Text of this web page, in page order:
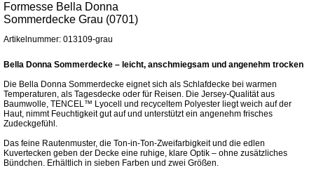
Formesse Bella Donna
Sommerdecke Grau (0701)
Artikelnummer: 013109-grau
Bella Donna Sommerdecke – leicht, anschmiegsam und angenehm trocken
Die Bella Donna Sommerdecke eignet sich als Schlafdecke bei warmen
Temperaturen, als Tagesdecke oder für Reisen. Die Jersey-Qualität aus
Baumwolle, TENCEL™ Lyocell und recyceltem Polyester liegt weich auf der
Haut, nimmt Feuchtigkeit gut auf und unterstützt ein angenehm frisches
Zudeckgefühl.
Das feine Rautenmuster, die Ton-in-Ton-Zweifarbigkeit und die edlen
Kuvertecken geben der Decke eine ruhige, klare Optik – ohne zusätzliches
Bündchen. Erhältlich in sieben Farben und zwei Größen.